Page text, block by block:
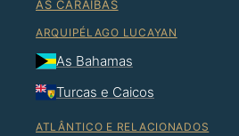
AS CARAÍBAS
ARQUIPÉLAGO LUCAYAN
As Bahamas
Turcas e Caicos
ATLÂNTICO E RELACIONADOS